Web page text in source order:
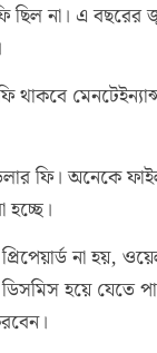
না। এ বছরের
ফি। অনেকে
না হয়,
হয়ে যেতে